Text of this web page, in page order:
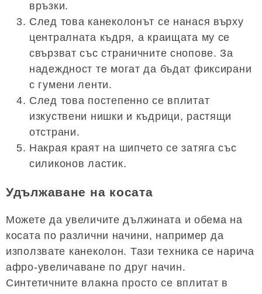
връзки.
След това канеколонът се нанася върху
централната къдря, а краищата му се
свързват със страничните снопове. За
надеждност те могат да бъдат фиксирани
с гумени ленти.
След това постепенно се вплитат
изкуствени нишки и къдрици, растящи
отстрани.
Накрая краят на шипчето се затяга със
силиконов ластик.
Удължаване на косата
Можете да увеличите дължината и обема на
косата по различни начини, например да
използвате канеколон. Тази техника се нарича
афро-увеличаване по друг начин.
Синтетичните влакна просто се вплитат в